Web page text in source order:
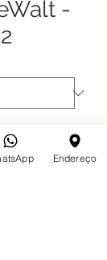
-
4"
Endereço